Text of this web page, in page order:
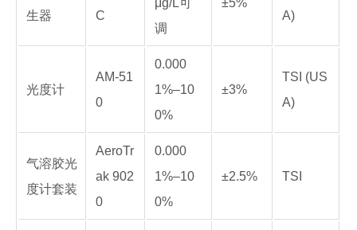
生器
C
μg/L可
调
±5%
A)
光度计
AM-51
0
0.000
1%–10
0%
±3%
TSI (US
A)
气溶胶光
度计套装
AeroTr
ak 902
0
0.000
1%–10
0%
±2.5% TSI